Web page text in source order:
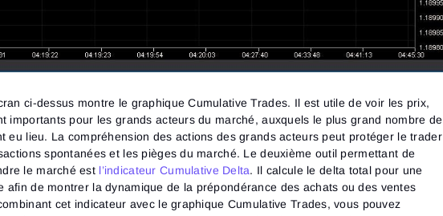
ci-dessus montre le graphique Cumulative Trades. Il est utile de voir les prix,
importants pour les grands acteurs du marché, auxquels le plus grand nombre de
eu lieu. La compréhension des actions des grands acteurs peut protéger le trader
spontanées et les pièges du marché. Le deuxième outil permettant de
le marché est l’indicateur Cumulative Delta. Il calcule le delta total pour une
afin de montrer la dynamique de la prépondérance des achats ou des ventes
cet indicateur avec le graphique Cumulative Trades, vous pouvez
Connexion
Email
Mot de passe
Réinitialiser le mot de
passe
Saisis ton adresse e-mail et nous t’enverrons un lien pour
créer un nouveau mot de passe.
Inscription
Email
Je souhaite recevoir des offres spéciales d'ATAS
J’accepte les Terms of use, License agreement